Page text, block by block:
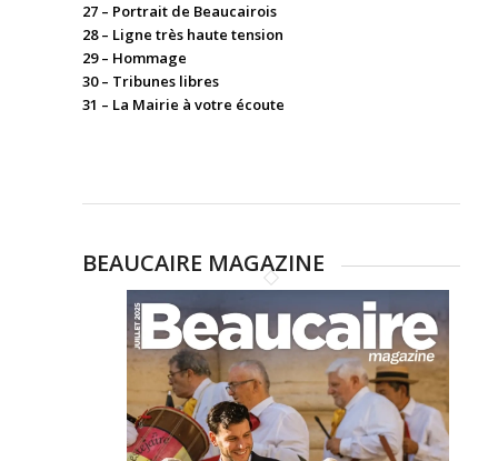
27 – Portrait de Beaucairois
28 – Ligne très haute tension
29 – Hommage
30 – Tribunes libres
31 – La Mairie à votre écoute
BEAUCAIRE MAGAZINE